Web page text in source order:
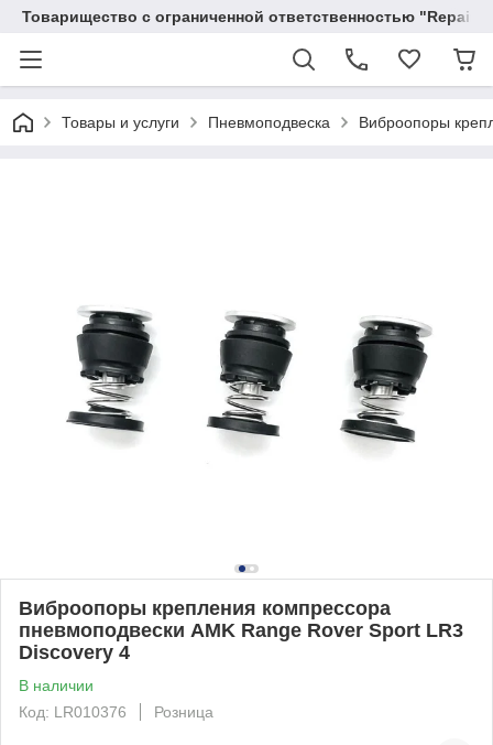
Товарищество с ограниченной ответственностью
Товары и услуги Пневмоподвеска Виброопоры
Виброопоры крепления компрессора
пневмоподвески AMK Range Rover Sport LR3
Discovery 4
В наличии
Код: LR010376
Розница